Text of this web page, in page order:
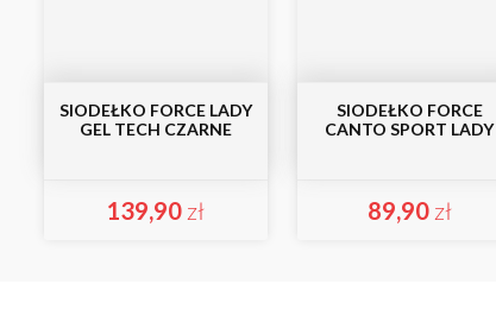
SIODEŁKO FORCE LADY
GEL TECH CZARNE
139,90 zł
SIODEŁKO FORCE
CANTO SPORT LADY
89,90 zł